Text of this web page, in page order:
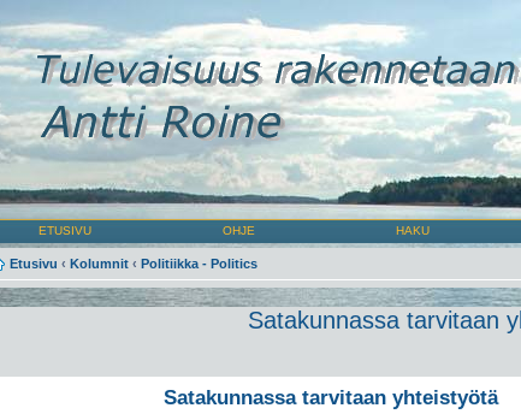
ETUSIVU OHJE HAKU
Etusivu ‹ Kolumnit ‹ Politiikka - Politics
Satakunnassa tarvitaan
Satakunnassa tarvitaan yhteistyötä